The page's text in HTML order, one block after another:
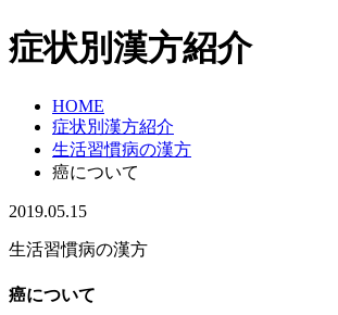
症状別漢方紹介
HOME
症状別漢方紹介
生活習慣病の漢方
癌について
2019.05.15
生活習慣病の漢方
癌について